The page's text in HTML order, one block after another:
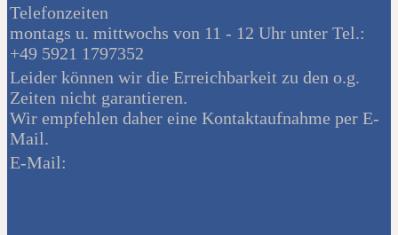
Telefonzeiten
montags u. mittwochs von 11 - 12 Uhr unter Tel.:
+49 5921 1797352
Leider können wir die Erreichbarkeit zu den o.g.
Zeiten nicht garantieren.
Wir empfehlen daher eine Kontaktaufnahme per E-
Mail.
E-Mail: